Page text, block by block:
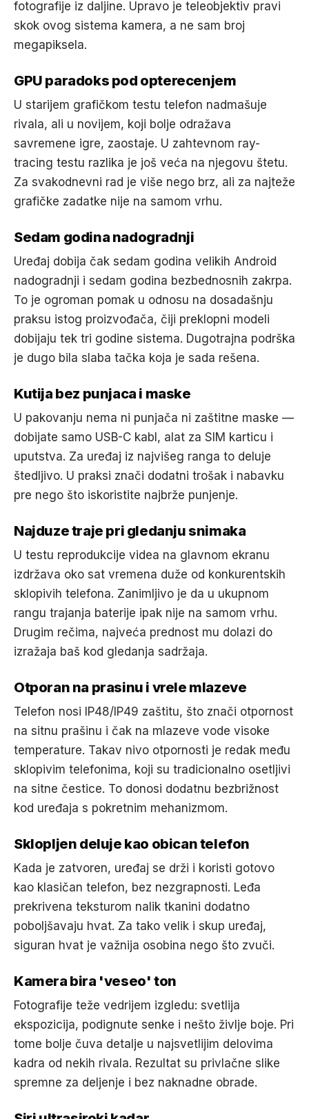
fotografije iz daljine. Upravo je teleobjektiv pravi
skok ovog sistema kamera, a ne sam broj
megapiksela.
GPU paradoks pod opterecenjem
U starijem grafičkom testu telefon nadmašuje
rivala, ali u novijem, koji bolje odražava
savremene igre, zaostaje. U zahtevnom ray-
tracing testu razlika je još veća na njegovu štetu.
Za svakodnevni rad je više nego brz, ali za najteže
grafičke zadatke nije na samom vrhu.
Sedam godina nadogradnji
Uređaj dobija čak sedam godina velikih Android
nadogradnji i sedam godina bezbednosnih zakrpa.
To je ogroman pomak u odnosu na dosadašnju
praksu istog proizvođača, čiji preklopni modeli
dobijaju tek tri godine sistema. Dugotrajna podrška
je dugo bila slaba tačka koja je sada rešena.
Kutija bez punjaca i maske
U pakovanju nema ni punjača ni zaštitne maske —
dobijate samo USB-C kabl, alat za SIM karticu i
uputstva. Za uređaj iz najvišeg ranga to deluje
štedljivo. U praksi znači dodatni trošak i nabavku
pre nego što iskoristite najbrže punjenje.
Najduze traje pri gledanju snimaka
U testu reprodukcije videa na glavnom ekranu
izdržava oko sat vremena duže od konkurentskih
sklopivih telefona. Zanimljivo je da u ukupnom
rangu trajanja baterije ipak nije na samom vrhu.
Drugim rečima, najveća prednost mu dolazi do
izražaja baš kod gledanja sadržaja.
Otporan na prasinu i vrele mlazeve
Telefon nosi IP48/IP49 zaštitu, što znači otpornost
na sitnu prašinu i čak na mlazeve vode visoke
temperature. Takav nivo otpornosti je redak među
sklopivim telefonima, koji su tradicionalno osetljivi
na sitne čestice. To donosi dodatnu bezbrižnost
kod uređaja s pokretnim mehanizmom.
Sklopljen deluje kao obican telefon
Kada je zatvoren, uređaj se drži i koristi gotovo
kao klasičan telefon, bez nezgrapnosti. Leđa
prekrivena teksturom nalik tkanini dodatno
poboljšavaju hvat. Za tako velik i skup uređaj,
siguran hvat je važnija osobina nego što zvuči.
Kamera bira 'veseo' ton
Fotografije teže vedrijem izgledu: svetlija
ekspozicija, podignute senke i nešto življe boje. Pri
tome bolje čuva detalje u najsvetlijim delovima
kadra od nekih rivala. Rezultat su privlačne slike
spremne za deljenje i bez naknadne obrade.